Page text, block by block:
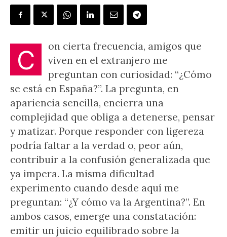
C
on cierta frecuencia, amigos que
viven en el extranjero me
preguntan con curiosidad: “¿Cómo
se está en España?”. La pregunta, en
apariencia sencilla, encierra una
complejidad que obliga a detenerse, pensar
y matizar. Porque responder con ligereza
podría faltar a la verdad o, peor aún,
contribuir a la confusión generalizada que
ya impera. La misma dificultad
experimento cuando desde aquí me
preguntan: “¿Y cómo va la Argentina?”. En
ambos casos, emerge una constatación:
emitir un juicio equilibrado sobre la